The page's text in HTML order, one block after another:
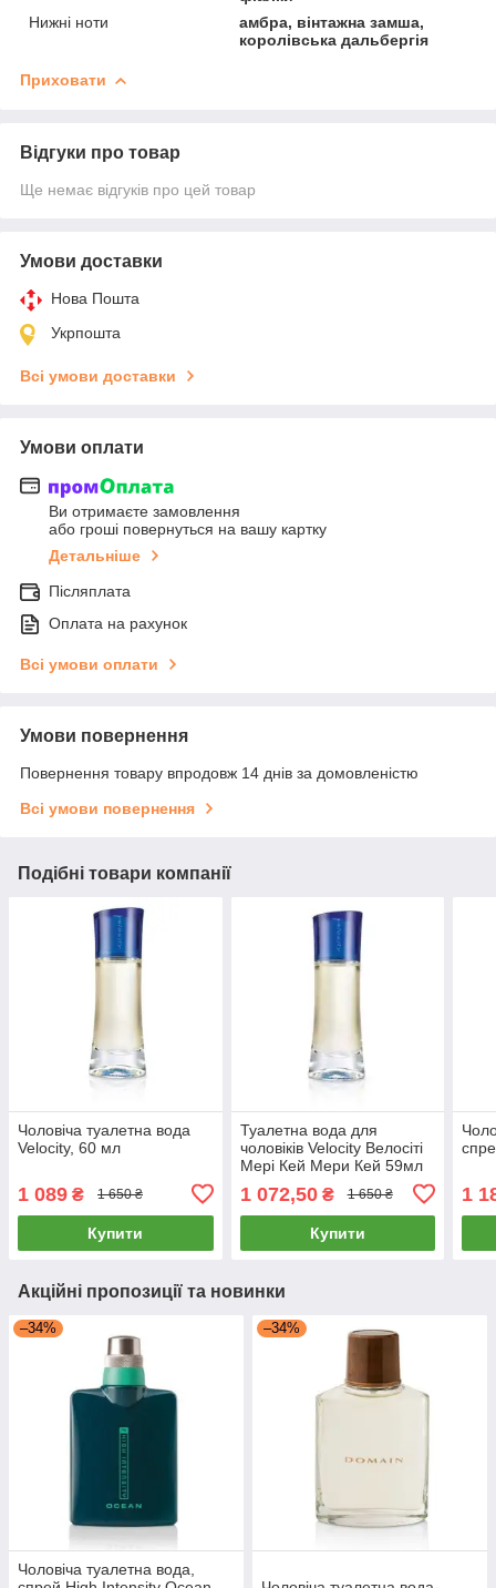
Нижні ноти
амбра, вінтажна замша,
королівська дальбергія
Приховати
Відгуки про товар
Ще немає відгуків про цей товар
Умови доставки
Нова Пошта
Укрпошта
Всі умови доставки
Умови оплати
Ви отримаєте замовлення
або гроші повернуться на вашу картку
Детальніше
Післяплата
Оплата на рахунок
Всі умови оплати
Умови повернення
Повернення товару впродовж 14 днів за домовленістю
Всі умови повернення
Подібні товари компанії
Чоловіча туалетна вода
Velocity, 60 мл
1 089 ₴ 1 650 ₴
Купити
Туалетна вода для
чоловіків Velocity Велосіті
Мері Кей Мери Кей 59мл
1 072,50₴ 1 650 ₴
Купити
1
Акційні пропозиції та новинки
–34%
Чоловіча туалетна вода,
–34%